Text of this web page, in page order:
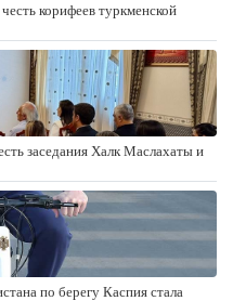
корифеев туркменской
заседания Халк Маслахаты и
по берегу Каспия стала